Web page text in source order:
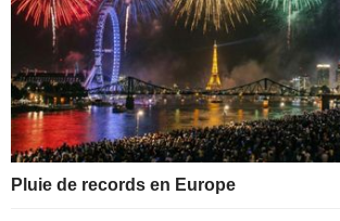
Pluie de records en Europe